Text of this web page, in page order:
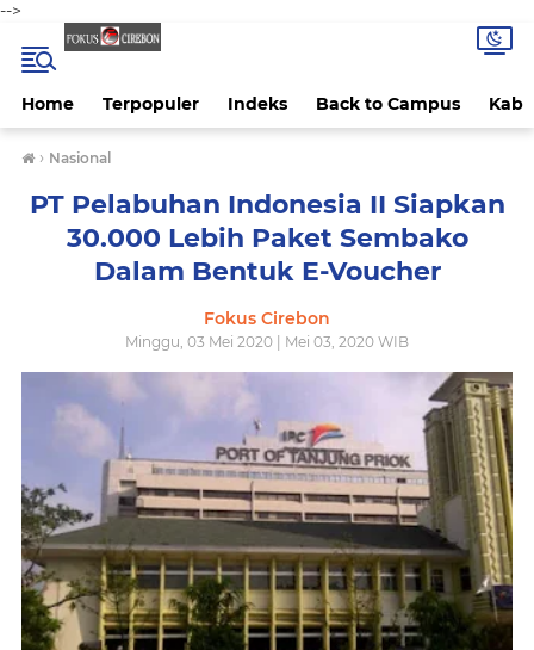
-->
Home Terpopuler Indeks Back to Campus Kab
› Nasional
PT Pelabuhan Indonesia II Siapkan
30.000 Lebih Paket Sembako
Dalam Bentuk E-Voucher
Fokus Cirebon
Minggu, 03 Mei 2020 | Mei 03, 2020 WIB